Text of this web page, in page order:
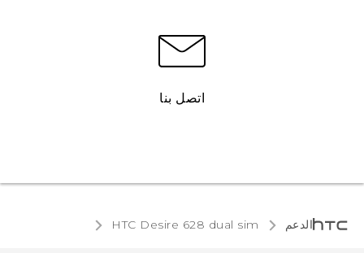
اتصل بنا
الدعم HTC Desire 628 dual sim‎